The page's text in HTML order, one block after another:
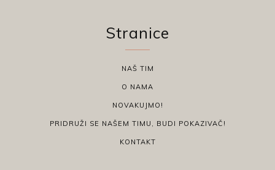
Stranice
NAŠ TIM
O NAMA
NOVAKUJMO!
PRIDRUŽI SE NAŠEM TIMU, BUDI POKAZIVAČ!
KONTAKT